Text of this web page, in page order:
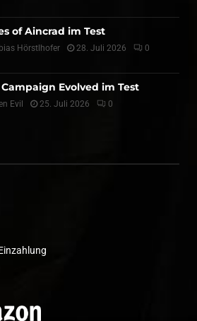
of Aincrad im Test
Hörstlhofer 28. Juli 2026 0
Campaign Evolved im Test
Evil 25. Juli 2026 0